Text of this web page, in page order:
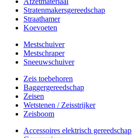
Stratenmakersgereedschap
Straathamer
Koevoeten
Mestschuiver
Mestschraper
Sneeuwschuiver
Zeis toebehoren
Baggergereedschap
Zeisen
Wetstenen / Zeisstrijker
Zeisboom
Accessoires elektrisch gereedschap